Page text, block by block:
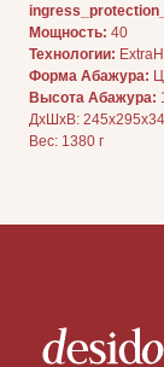
Мощность: 40
Технологии:
Форма Абажура:
Высота Абажура:
ДxШxВ:
Вес: 1380 г
ДОКУМЕНТАЦИЯ